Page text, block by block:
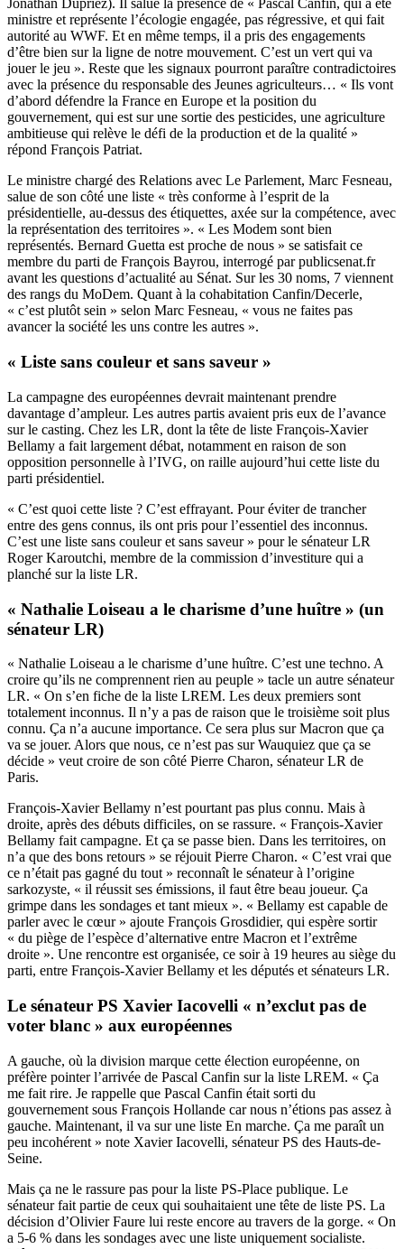
Jonathan Dupriez). Il salue la présence de « Pascal Canfin, qui a été
ministre et représente l’écologie engagée, pas régressive, et qui fait
autorité au WWF. Et en même temps, il a pris des engagements
d’être bien sur la ligne de notre mouvement. C’est un vert qui va
jouer le jeu ». Reste que les signaux pourront paraître contradictoires
avec la présence du responsable des Jeunes agriculteurs… « Ils vont
d’abord défendre la France en Europe et la position du
gouvernement, qui est sur une sortie des pesticides, une agriculture
ambitieuse qui relève le défi de la production et de la qualité »
répond François Patriat.
Le ministre chargé des Relations avec Le Parlement, Marc Fesneau,
salue de son côté une liste « très conforme à l’esprit de la
présidentielle, au-dessus des étiquettes, axée sur la compétence, avec
la représentation des territoires ». « Les Modem sont bien
représentés. Bernard Guetta est proche de nous » se satisfait ce
membre du parti de François Bayrou, interrogé par publicsenat.fr
avant les questions d’actualité au Sénat. Sur les 30 noms, 7 viennent
des rangs du MoDem. Quant à la cohabitation Canfin/Decerle,
« c’est plutôt sein » selon Marc Fesneau, « vous ne faites pas
avancer la société les uns contre les autres ».
« Liste sans couleur et sans saveur »
La campagne des européennes devrait maintenant prendre
davantage d’ampleur. Les autres partis avaient pris eux de l’avance
sur le casting. Chez les LR, dont la tête de liste François-Xavier
Bellamy a fait largement débat, notamment en raison de son
opposition personnelle à l’IVG, on raille aujourd’hui cette liste du
parti présidentiel.
« C’est quoi cette liste ? C’est effrayant. Pour éviter de trancher
entre des gens connus, ils ont pris pour l’essentiel des inconnus.
C’est une liste sans couleur et sans saveur » pour le sénateur LR
Roger Karoutchi, membre de la commission d’investiture qui a
planché sur la liste LR.
« Nathalie Loiseau a le charisme d’une huître » (un
sénateur LR)
« Nathalie Loiseau a le charisme d’une huître. C’est une techno. A
croire qu’ils ne comprennent rien au peuple » tacle un autre sénateur
LR. « On s’en fiche de la liste LREM. Les deux premiers sont
totalement inconnus. Il n’y a pas de raison que le troisième soit plus
connu. Ça n’a aucune importance. Ce sera plus sur Macron que ça
va se jouer. Alors que nous, ce n’est pas sur Wauquiez que ça se
décide » veut croire de son côté Pierre Charon, sénateur LR de
Paris.
François-Xavier Bellamy n’est pourtant pas plus connu. Mais à
droite, après des débuts difficiles, on se rassure. « François-Xavier
Bellamy fait campagne. Et ça se passe bien. Dans les territoires, on
n’a que des bons retours » se réjouit Pierre Charon. « C’est vrai que
ce n’était pas gagné du tout » reconnaît le sénateur à l’origine
sarkozyste, « il réussit ses émissions, il faut être beau joueur. Ça
grimpe dans les sondages et tant mieux ». « Bellamy est capable de
parler avec le cœur » ajoute François Grosdidier, qui espère sortir
« du piège de l’espèce d’alternative entre Macron et l’extrême
droite ». Une rencontre est organisée, ce soir à 19 heures au siège du
parti, entre François-Xavier Bellamy et les députés et sénateurs LR.
Le sénateur PS Xavier Iacovelli « n’exclut pas de
voter blanc » aux européennes
A gauche, où la division marque cette élection européenne, on
préfère pointer l’arrivée de Pascal Canfin sur la liste LREM. « Ça
me fait rire. Je rappelle que Pascal Canfin était sorti du
gouvernement sous François Hollande car nous n’étions pas assez à
gauche. Maintenant, il va sur une liste En marche. Ça me paraît un
peu incohérent » note Xavier Iacovelli, sénateur PS des Hauts-de-
Seine.
Mais ça ne le rassure pas pour la liste PS-Place publique. Le
sénateur fait partie de ceux qui souhaitaient une tête de liste PS. La
décision d’Olivier Faure lui reste encore au travers de la gorge. « On
a 5-6 % dans les sondages avec une liste uniquement socialiste.